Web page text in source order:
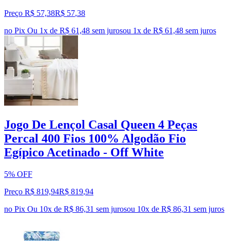
Preço R$ 57,38R$ 57,38
no Pix Ou 1x de R$ 61,48 sem jurosou 1x de R$ 61,48 sem juros
Jogo De Lençol Casal Queen 4 Peças
Percal 400 Fios 100% Algodão Fio
Egípico Acetinado - Off White
5% OFF
Preço R$ 819,94R$ 819,94
no Pix Ou 10x de R$ 86,31 sem jurosou 10x de R$ 86,31 sem juros